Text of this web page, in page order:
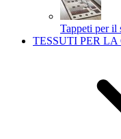
Tappeti per il
TESSUTI PER LA